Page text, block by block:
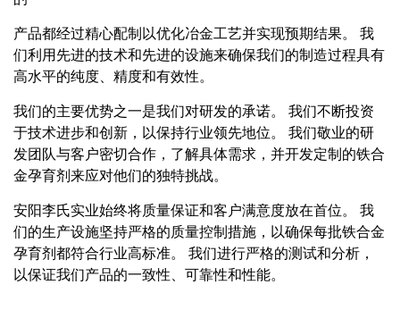
产品都经过精心配制以优化冶金工艺并实现预期结果。
我
们利用先进的技术和先进的设施来确保我们的制造过程具有
高水平的纯度、精度和有效性。
我们的主要优势之一是我们对研发的承诺。
我们不断投资
于技术进步和创新，以保持行业领先地位。
我们敬业的研
发团队与客户密切合作，了解具体需求，并开发定制的铁合
金孕育剂来应对他们的独特挑战。
安阳李氏实业始终将质量保证和客户满意度放在首位。
我
们的生产设施坚持严格的质量控制措施，以确保每批铁合金
孕育剂都符合行业高标准。
我们进行严格的测试和分析，
以保证我们产品的一致性、可靠性和性能。